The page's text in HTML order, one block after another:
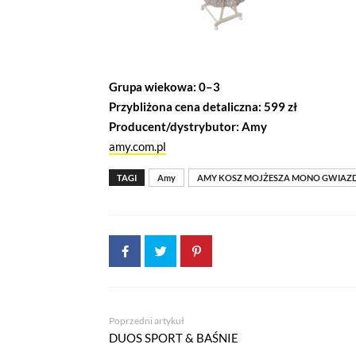
Grupa wiekowa: 0–3
Przybliżona cena detaliczna: 599 zł
Producent/dystrybutor: Amy
amy.com.pl
TAGI Amy AMY KOSZ MOJŻESZA MONO
Poprzedni artykuł
DUOS SPORT & BAŚNIE